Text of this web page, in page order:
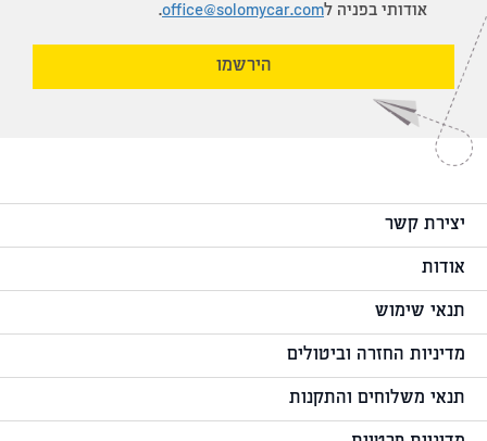
אודותי בפניה לoffice@solomycar.com
.
הירשמו
יצירת קשר
אודות
תנאי שימוש
מדיניות החזרה וביטולים
תנאי משלוחים והתקנות